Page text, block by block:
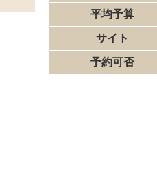
平均予算
サイト
予約可否